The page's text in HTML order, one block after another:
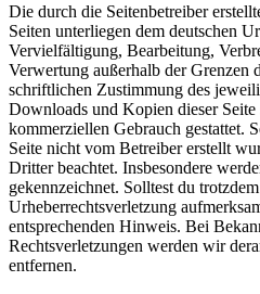
Die durch die Seitenbetreiber
Seiten unterliegen dem deutschen
Vervielfältigung, Bearbeitung,
Verwertung außerhalb der Grenzen
schriftlichen Zustimmung des
Downloads und Kopien dieser
kommerziellen Gebrauch gestattet.
Seite nicht vom Betreiber erstellt
Dritter beachtet. Insbesondere
gekennzeichnet. Solltest du
Urheberrechtsverletzung
entsprechenden Hinweis. Bei
Rechtsverletzungen werden wir
entfernen.